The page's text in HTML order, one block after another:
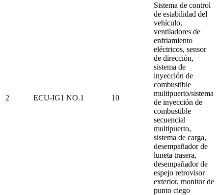
2 ECU-IG1 NO.1 10
Sistema de control
de estabilidad del
vehículo,
ventiladores de
enfriamiento
eléctricos, sensor
de dirección,
sistema de
inyección de
combustible
multipuerto/sistema
de inyección de
combustible
secuencial
multipuerto,
sistema de carga,
desempañador de
luneta trasera,
desempañador de
espejo retrovisor
exterior, monitor de
punto ciego